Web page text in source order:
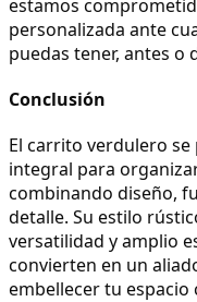
estamos
personalizada ante
puedas tener, antes o
Conclusión
El carrito verdulero
integral para
combinando diseño,
detalle. Su estilo
versatilidad y amplio
convierten en un
embellecer tu espacio